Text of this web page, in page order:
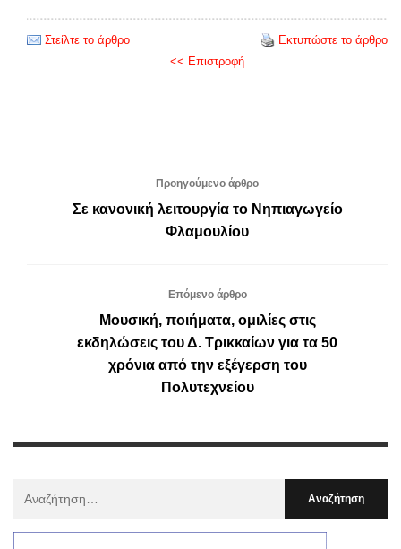
Στείλτε το άρθρο
Εκτυπώστε το άρθρο
<< Επιστροφή
Προηγούμενο άρθρο
Σε κανονική λειτουργία το Νηπιαγωγείο
Φλαμουλίου
Επόμενο άρθρο
Μουσική, ποιήματα, ομιλίες στις
εκδηλώσεις του Δ. Τρικκαίων για τα 50
χρόνια από την εξέγερση του
Πολυτεχνείου
: